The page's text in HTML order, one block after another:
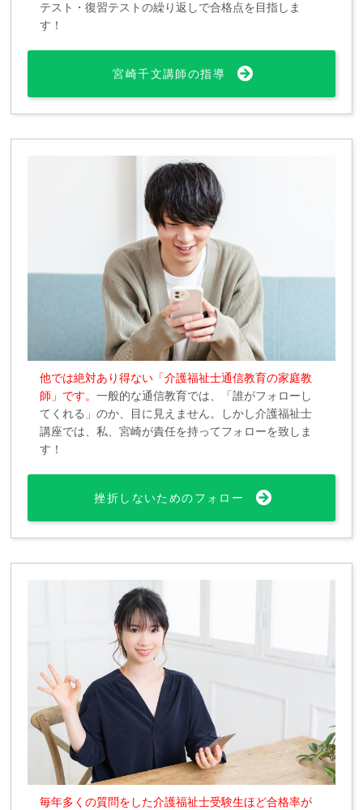
テスト・復習テストの繰り返しで合格点を目指しま
す！
宮崎千文講師の指導
他では絶対あり得ない「介護福祉士通信教育の家庭教
師」です。一般的な通信教育では、「誰がフォローし
てくれる」のか、目に見えません。しかし介護福祉士
講座では、私、宮崎が責任を持ってフォローを致しま
す！
挫折しないためのフォロー
毎年多くの質問をした介護福祉士受験生ほど合格率が